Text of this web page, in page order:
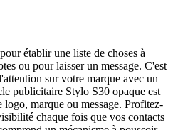
établir une liste de choses à
ou pour laisser un message. C'est
sur votre marque avec un
publicitaire Stylo S30 opaque est
marque ou message. Profitez-
chaque fois que vos contacts